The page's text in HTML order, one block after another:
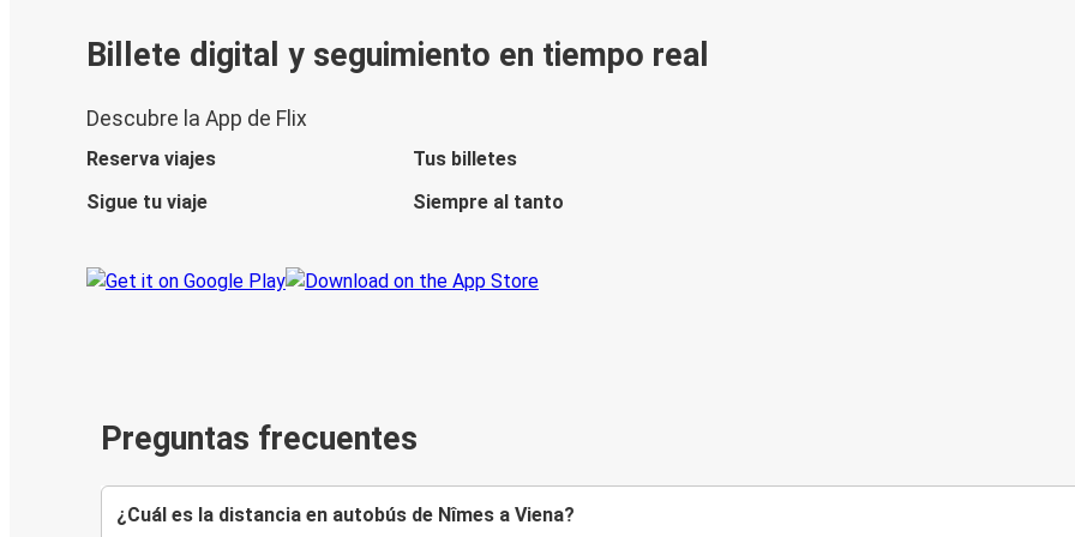
Billete digital y seguimiento en tiempo real
Descubre la App de Flix
Reserva viajes
Tus billetes
Sigue tu viaje
Siempre al tanto
Preguntas frecuentes
¿Cuál es la distancia en autobús de Nîmes a Viena?